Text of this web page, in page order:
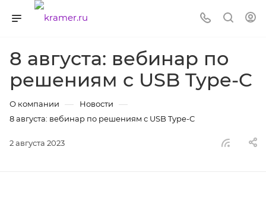
8 августа: вебинар по
решениям с USB Type-C
О компании — Новости —
8 августа: вебинар по решениям с USB Type-C
2 августа 2023